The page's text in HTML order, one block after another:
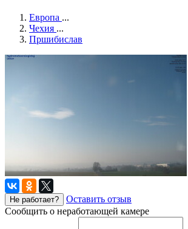
Европа ...
Чехия ...
Пршибислав
Не работает?
Оставить отзыв
Сообщить о неработающей камере